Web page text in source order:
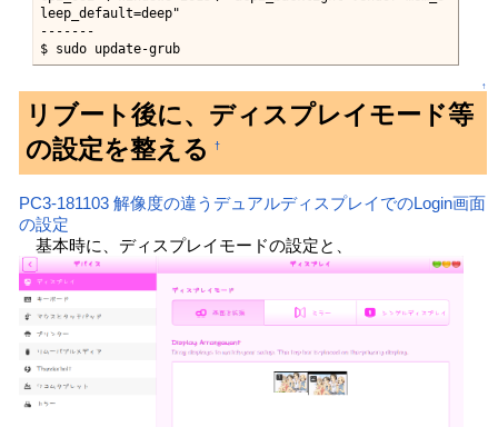
leep_default=deep"
-------
$ sudo update-grub
↑
リブート後に、ディスプレイモード等
の設定を整える
†
PC3-181103 解像度の違うデュアルディスプレイでのLogin画面
の設定
基本時に、ディスプレイモードの設定と、